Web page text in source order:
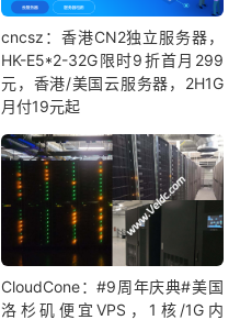
cncsz：香港CN2独立服务器，
HK-E5*2-32G限时9折首月299
元，香港/美国云服务器，2H1G
月付19元起
CloudCone：#9周年庆典#美国
洛杉矶便宜VPS，1核/1G内